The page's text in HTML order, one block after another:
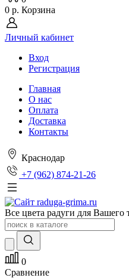
0 р. Корзина
Личный кабинет
Вход
Регистрация
Главная
О нас
Оплата
Доставка
Контакты
Краснодар
+7 (962) 874-21-26
Все цвета радуги для Вашего
0
Сравнение